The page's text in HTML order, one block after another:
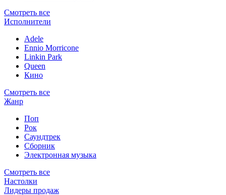
Смотреть все
Исполнители
Adele
Ennio Morricone
Linkin Park
Queen
Кино
Смотреть все
Жанр
Поп
Рок
Саундтрек
Сборник
Электронная музыка
Смотреть все
Настолки
Лидеры продаж